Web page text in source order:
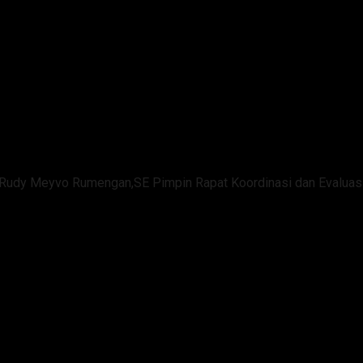
Meyvo Rumengan,SE Pimpin Rapat Koordinasi dan